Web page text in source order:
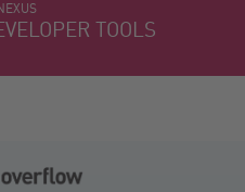
TOOLS